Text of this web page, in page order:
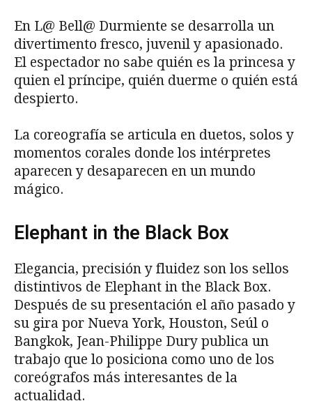
En L@ Bell@ Durmiente se desarrolla un
divertimento fresco, juvenil y apasionado.
El espectador no sabe quién es la princesa y
quien el príncipe, quién duerme o quién está
despierto.
La coreografía se articula en duetos, solos y
momentos corales donde los intérpretes
aparecen y desaparecen en un mundo
mágico.
Elephant in the Black Box
Elegancia, precisión y fluidez son los sellos
distintivos de Elephant in the Black Box.
Después de su presentación el año pasado y
su gira por Nueva York, Houston, Seúl o
Bangkok, Jean-Philippe Dury publica un
trabajo que lo posiciona como uno de los
coreógrafos más interesantes de la
actualidad.